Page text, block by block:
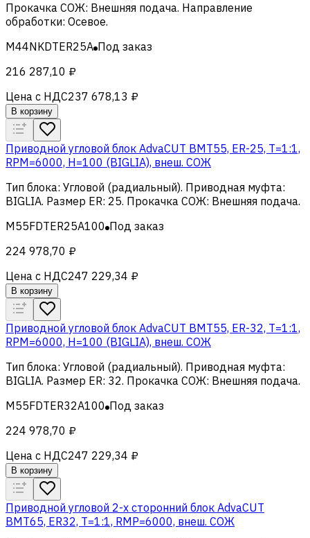
Прокачка СОЖ: Внешняя подача. Направление
обработки: Осевое.
M44NKDTER25A Под заказ
216 287,10 ₽
Цена с НДС237 678,13 ₽
В корзину
Приводной угловой блок AdvaCUT BMT55, ER-25, T=1:1,
RPM=6000, H=100 (BIGLIA), внеш. СОЖ
Тип блока: Угловой (радиальный). Приводная муфта:
BIGLIA. Размер ER: 25. Прокачка СОЖ: Внешняя подача.
M55FDTER25A100 Под заказ
224 978,70 ₽
Цена с НДС247 229,34 ₽
В корзину
Приводной угловой блок AdvaCUT BMT55, ER-32, T=1:1,
RPM=6000, H=100 (BIGLIA), внеш. СОЖ
Тип блока: Угловой (радиальный). Приводная муфта:
BIGLIA. Размер ER: 32. Прокачка СОЖ: Внешняя подача.
M55FDTER32A100 Под заказ
224 978,70 ₽
Цена с НДС247 229,34 ₽
В корзину
Приводной угловой 2-х сторонний блок AdvaCUT
BMT65, ER32, T=1:1, RMP=6000, внеш. СОЖ